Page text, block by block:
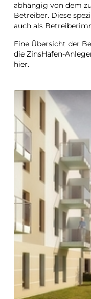
abhängig von dem
Betreiber. Diese
auch als
Eine Übersicht der
die ZinsHafen-
hier.